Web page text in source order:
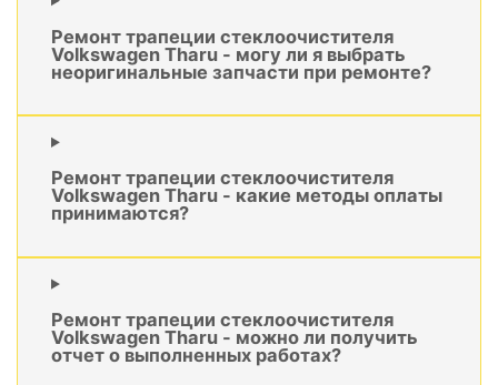
Ремонт трапеции стеклоочистителя
Volkswagen Tharu - могу ли я выбрать
неоригинальные запчасти при ремонте?
Ремонт трапеции стеклоочистителя
Volkswagen Tharu - какие методы оплаты
принимаются?
Ремонт трапеции стеклоочистителя
Volkswagen Tharu - можно ли получить
отчет о выполненных работах?